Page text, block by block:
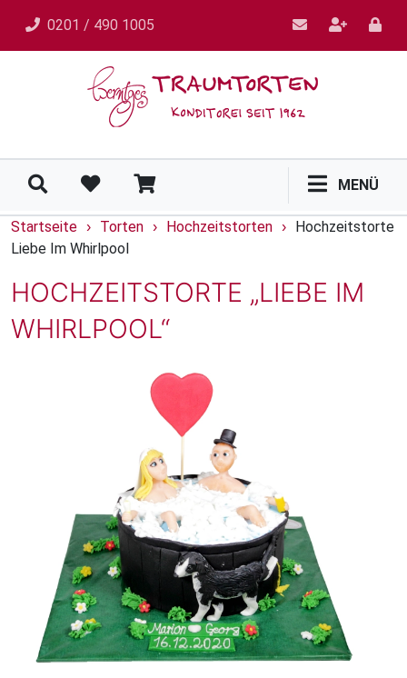
0201 / 490 1005
MENÜ
Startseite › Torten › Hochzeitstorten ›
Hochzeitstorte
Liebe Im Whirlpool
HOCHZEITSTORTE „LIEBE IM
WHIRLPOOL“